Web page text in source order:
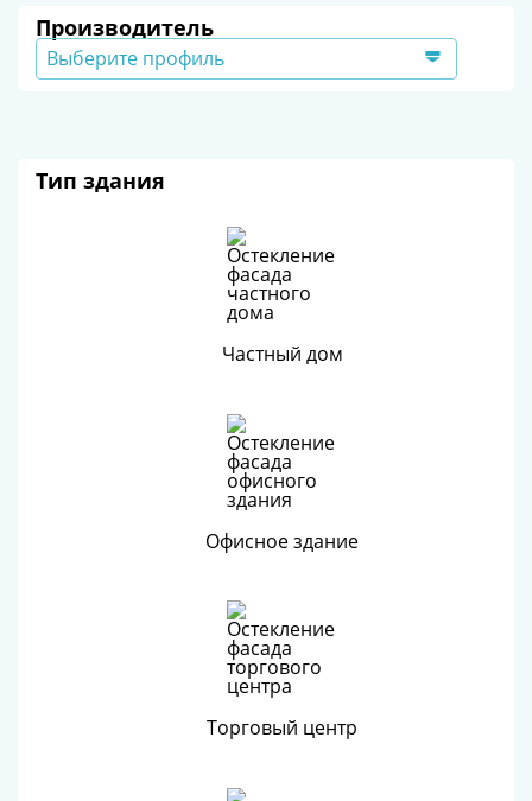
Производитель
Выберите профиль
Тип здания
Частный дом
Офисное здание
Торговый центр